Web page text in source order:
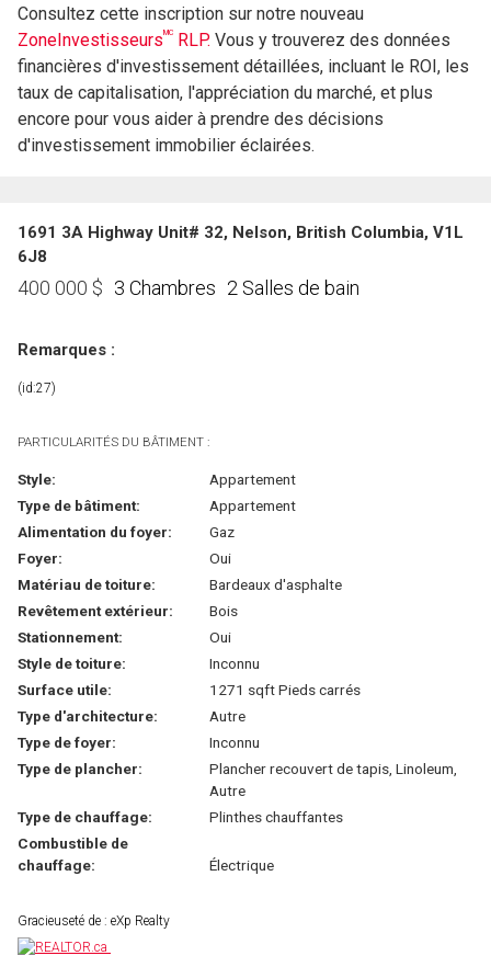
Consultez cette inscription sur notre nouveau
ZoneInvestisseursMC RLP. Vous y trouverez des données
financières d'investissement détaillées, incluant le ROI, les
taux de capitalisation, l'appréciation du marché, et plus
encore pour vous aider à prendre des décisions
d'investissement immobilier éclairées.
1691 3A Highway Unit# 32, Nelson, British Columbia, V1L
6J8
400 000 $ 3 Chambres 2 Salles de bain
Remarques :
(id:27)
PARTICULARITÉS DU BÂTIMENT :
Style:
Appartement
Type de bâtiment:
Appartement
Alimentation du foyer:
Gaz
Foyer:
Oui
Matériau de toiture:
Bardeaux d'asphalte
Revêtement extérieur:
Bois
Stationnement:
Oui
Style de toiture:
Inconnu
Surface utile:
1271 sqft Pieds carrés
Type d'architecture:
Autre
Type de foyer:
Inconnu
Type de plancher:
Plancher recouvert de tapis, Linoleum,
Autre
Type de chauffage:
Plinthes chauffantes
Combustible de
chauffage:
Électrique
Gracieuseté de : eXp Realty